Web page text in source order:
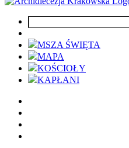
MSZA ŚWIĘTA
MAPA
KOŚCIOŁY
KAPŁANI